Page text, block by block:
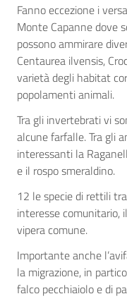
Fanno eccezione i
Monte Capanne dove
possono ammirare
Centaurea ilvensis,
varietà degli habitat
popolamenti animali.
Tra gli invertebrati vi
alcune farfalle. Tra gli
interessanti la
e il rospo smeraldino.
12 le specie di rettili
interesse comunitario,
vipera comune.
Importante anche
la migrazione, in
falco pecchiaiolo e di